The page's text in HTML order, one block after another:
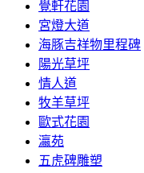
覺軒花園
宮燈大道
海豚吉祥物里程碑
陽光草坪
情人道
牧羊草坪
歐式花園
瀛苑
五虎碑雕塑